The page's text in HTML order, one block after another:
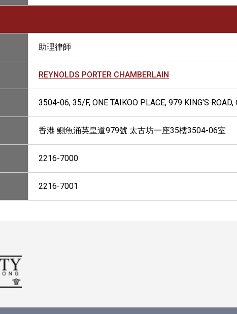
助理律師
REYNOLDS PORTER CHAMBERLAIN
3504-06, 35/F, ONE TAIKOO PLACE, 979 KING'S ROAD,
香港 鰂魚涌英皇道979號 太古坊一座35樓3504-06室
2216-7000
2216-7001